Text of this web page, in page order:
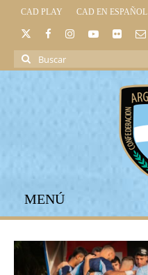
CAD PLAY CAD EN ESPAÑOL
Buscar
por:
MENÚ
INICIO
INSTITUCIONAL